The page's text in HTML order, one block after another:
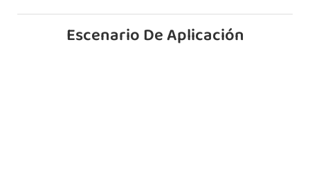
Escenario De Aplicación